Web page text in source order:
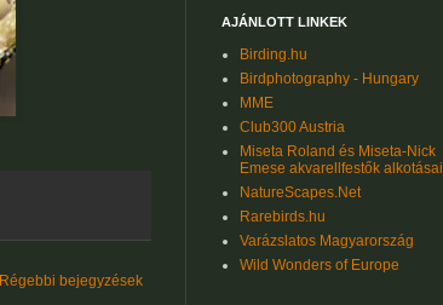
Régebbi bejegyzések
AJÁNLOTT LINKEK
Birding.hu
Birdphotography - Hungary
MME
Club300 Austria
Miseta Roland és Miseta-Nick
Emese akvarellfestők alkotásai
NatureScapes.Net
Rarebirds.hu
Varázslatos Magyarország
Wild Wonders of Europe